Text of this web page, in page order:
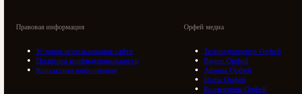
Орфей медиа
Телерадиоцентр Орфей
Видео Орфей
Афиша Орфей
Ноты Орфей
Коллективы Орфей
Правовая информация
Условия использования сайта
Политика конфиденциальности
Контактная информация